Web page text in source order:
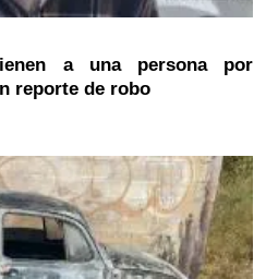
a una persona por
reporte de robo